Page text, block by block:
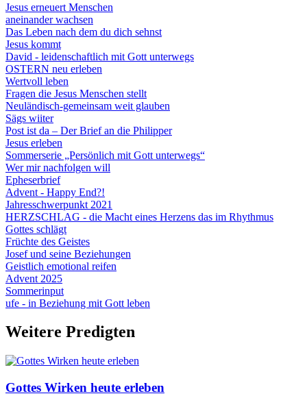
Jesus erneuert Menschen
aneinander wachsen
Das Leben nach dem du dich sehnst
Jesus kommt
David - leidenschaftlich mit Gott unterwegs
OSTERN neu erleben
Wertvoll leben
Fragen die Jesus Menschen stellt
Neuländisch-gemeinsam weit glauben
Sägs wiiter
Post ist da – Der Brief an die Philipper
Jesus erleben
Sommerserie „Persönlich mit Gott unterwegs“
Wer mir nachfolgen will
Epheserbrief
Advent - Happy End?!
Jahresschwerpunkt 2021
HERZSCHLAG - die Macht eines Herzens das im Rhythmus
Gottes schlägt
Früchte des Geistes
Josef und seine Beziehungen
Geistlich emotional reifen
Advent 2025
Sommerinput
ufe - in Beziehung mit Gott leben
Weitere Predigten
Gottes Wirken heute erleben